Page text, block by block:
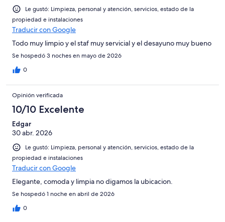
Le gustó: Limpieza, personal y atención, servicios, estado de la
propiedad e instalaciones
Traducir con Google
Todo muy limpio y el staf muy servicial y el desayuno muy bueno
Se hospedó 3 noches en mayo de 2026
0
Opinión verificada
10/10 Excelente
Edgar
30 abr. 2026
Le gustó: Limpieza, personal y atención, servicios, estado de la
propiedad e instalaciones
Traducir con Google
Elegante, comoda y limpia no digamos la ubicacion.
Se hospedó 1 noche en abril de 2026
0